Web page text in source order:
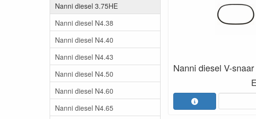
Nanni diesel 3.75HE
Nanni diesel N4.38
Nanni diesel N4.40
Nanni diesel N4.43
Nanni diesel N4.50
Nanni diesel N4.60
Nanni diesel N4.65
Nanni diesel V-snaar